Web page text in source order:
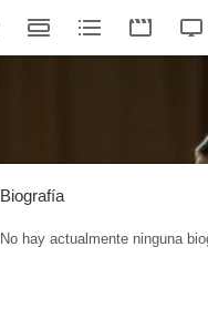
Biografía
No hay actualmente ninguna